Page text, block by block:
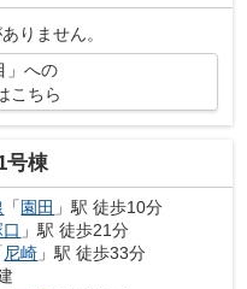
りません。
」への
こちら
号棟
「園田 」駅 徒歩10分
」駅 徒歩21分
尼崎 」駅 徒歩33分